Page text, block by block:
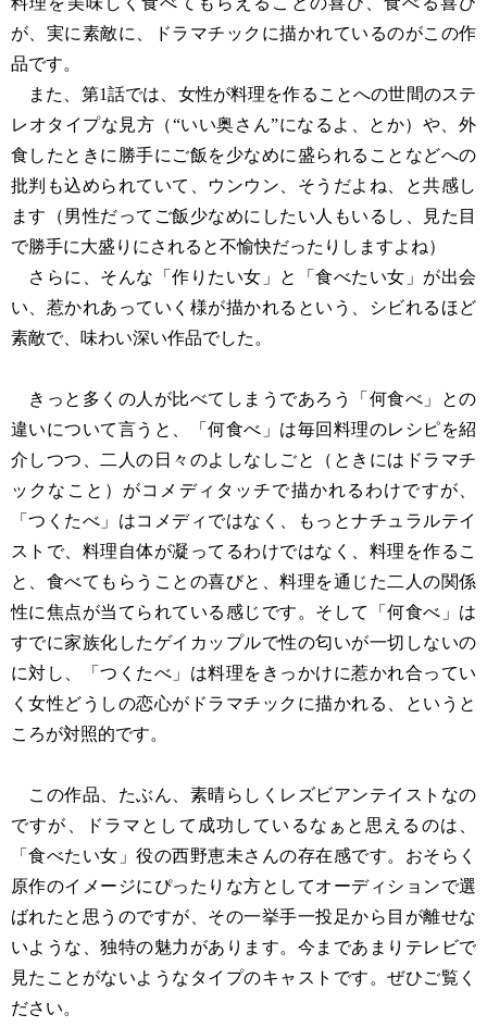
が、実に素敵に、ドラマチックに描かれているのがこの作
品です。
また、第1話では、女性が料理を作ることへの世間のステ
レオタイプな見方（“いい奥さん”になるよ、とか）や、外
食したときに勝手にご飯を少なめに盛られることなどへの
批判も込められていて、ウンウン、そうだよね、と共感し
ます（男性だってご飯少なめにしたい人もいるし、見た目
で勝手に大盛りにされると不愉快だったりしますよね）
さらに、そんな「作りたい女」と「食べたい女」が出会
い、惹かれあっていく様が描かれるという、シビれるほど
素敵で、味わい深い作品でした。
きっと多くの人が比べてしまうであろう「何食べ」との
違いについて言うと、「何食べ」は毎回料理のレシピを紹
介しつつ、二人の日々のよしなしごと（ときにはドラマチ
ックなこと）がコメディタッチで描かれるわけですが、
「つくたべ」はコメディではなく、もっとナチュラルテイ
ストで、料理自体が凝ってるわけではなく、料理を作るこ
と、食べてもらうことの喜びと、料理を通じた二人の関係
性に焦点が当てられている感じです。そして「何食べ」は
すでに家族化したゲイカップルで性の匂いが一切しないの
に対し、「つくたべ」は料理をきっかけに惹かれ合ってい
く女性どうしの恋心がドラマチックに描かれる、というと
ころが対照的です。
この作品、たぶん、素晴らしくレズビアンテイストなの
ですが、ドラマとして成功しているなぁと思えるのは、
「食べたい女」役の西野恵未さんの存在感です。おそらく
原作のイメージにぴったりな方としてオーディションで選
ばれたと思うのですが、その一挙手一投足から目が離せな
いような、独特の魅力があります。今まであまりテレビで
見たことがないようなタイプのキャストです。ぜひご覧く
ださい。